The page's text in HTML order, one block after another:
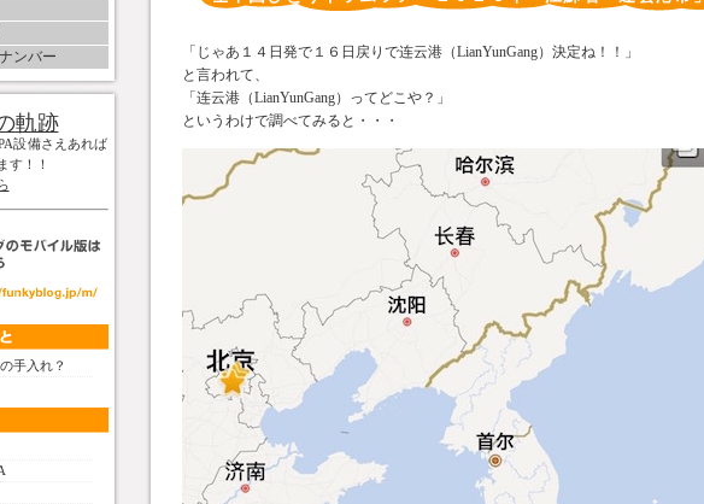
ンバー
軌跡
設備さえあれば
す！！
手入れ？
「じゃあ１４日発で１６日戻りで连云港（LianYunGang）決定ね！！」
と言われて、
「连云港（LianYunGang）ってどこや？」
というわけで調べてみると・・・